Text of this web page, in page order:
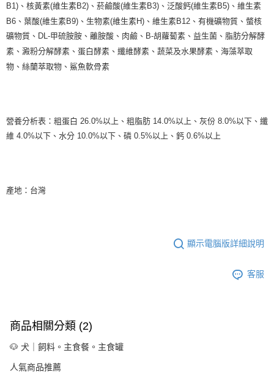
２．訂單成立數日內，您將收到繳費通知簡訊。
３．收到繳費通知簡訊後14天內，點擊此簡訊中的連結，可透過四大超商／
ATM／網路銀行／等多元方式進行付款，方視為交易完成。
※ 請注意：結帳手續完成當下不需立刻繳費，但若您需要取消訂單，請聯絡
購買商品的店家。未經商家同意取消之訂單仍視為有效，需透過AFTEE先享
※ 交易是否成功請以「AFTEE先享後付 」之結帳頁面顯示為準，若有關於
【注意事項】
１．透過由恩沛科技股份有限公司提供之「AFTEE先享後付」服務完成之交
易，需依本服務之必要範圍內提供個人資料，並將交易相關給付款項請求債
「AFTEE先享後付」，若未經同意申辦者引起之損失，本公司不負相關責
５．嚴禁一人註冊多個帳號或使用他人資訊註冊。若發現惡意使用之情形，
每筆NT$360
宅配【偏遠地區-依黑貓物流所公告地區為主】
每筆NT$250
B1)、核黃素(維生素B2)、菸鹼酸(維生素B3)、泛酸鈣(維生素B5)、維生素
B6、葉酸(維生素B9)、生物素(維生素H)、維生素B12、有機礦物質、螫核
礦物質、DL-甲硫胺胺、離胺酸、肉鹼、B-胡蘿蔔素、益生菌、脂肪分解酵
素、澱粉分解酵素、蛋白酵素、纖維酵素、蔬菜及水果酵素、海藻萃取
物、絲蘭萃取物、鯊魚軟骨素
營養分析表： 粗蛋白 26.0%以上、粗脂肪 14.0%以上、灰份 8.0%以下、纖
維 4.0%以下、水分 10.0%以下、磷 0.5%以上、鈣 0.6%以上
產地：台灣
顯示電腦版詳細說明
客服
商品相關分類 (2)
🐶 犬｜飼料。主食餐。主食罐
人氣商品推薦